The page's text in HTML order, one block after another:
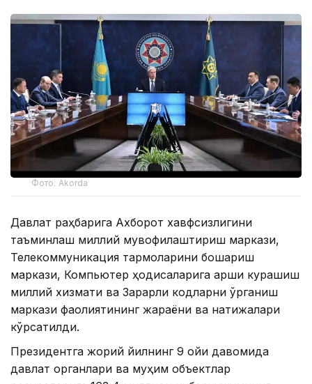
Фото: Akorda
Давлат раҳбарига Ахборот хавфсизлигини
таъминлаш миллий мувофиқлаштириш маркази,
Телекоммуникация тармоқларини бошқариш
маркази, Компьютер ҳодисаларига қарши курашиш
миллий хизмати ва Зарарли кодларни ўрганиш
маркази фаолиятининг жараёни ва натижалари
кўрсатилди.
Президентга жорий йилнинг 9 ойи давомида
давлат органлари ва муҳим объектлар